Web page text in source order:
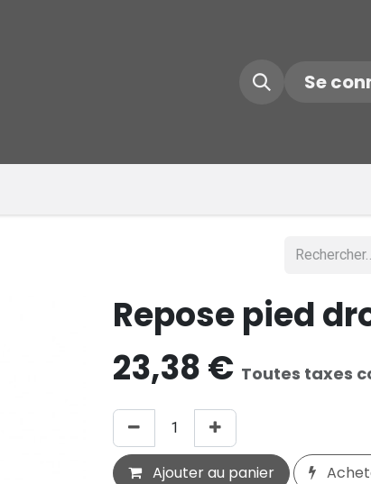
Contactez-
Se
Repose pied
23,38€ Toutes taxes
Ajouter au panier